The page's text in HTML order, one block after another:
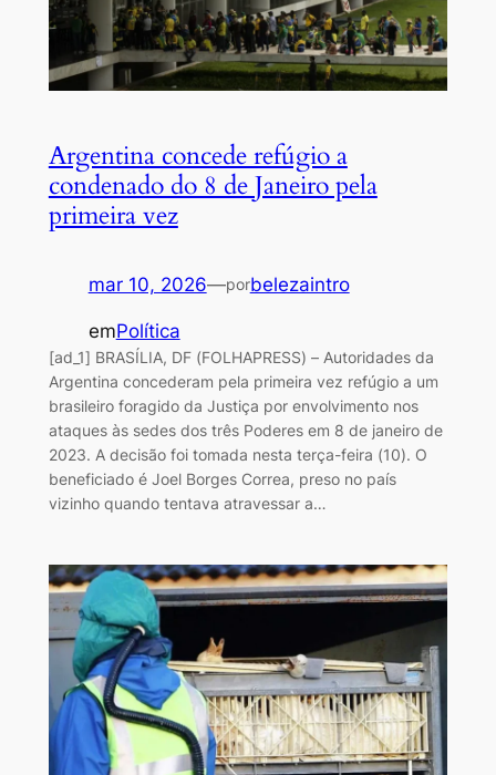
Argentina concede refúgio a
condenado do 8 de Janeiro pela
primeira vez
mar 10, 2026—porbelezaintro
emPolítica
[ad_1] BRASÍLIA, DF (FOLHAPRESS) – Autoridades da
Argentina concederam pela primeira vez refúgio a um
brasileiro foragido da Justiça por envolvimento nos
ataques às sedes dos três Poderes em 8 de janeiro de
2023. A decisão foi tomada nesta terça-feira (10). O
beneficiado é Joel Borges Correa, preso no país
vizinho quando tentava atravessar a…